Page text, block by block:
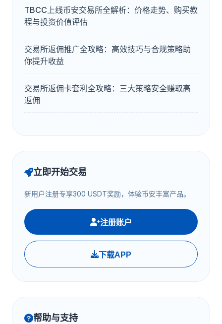
TBCC上线币安交易所全解析：价格走势、购买教
程与投资价值评估
交易所返佣推广全攻略：高效技巧与合规策略助
你提升收益
交易所返佣卡套利全攻略：三大策略安全赚取高
返佣
立即开始交易
新用户注册专享300 USDT奖励，体验币安丰富产品。
注册账户
下载APP
帮助与支持